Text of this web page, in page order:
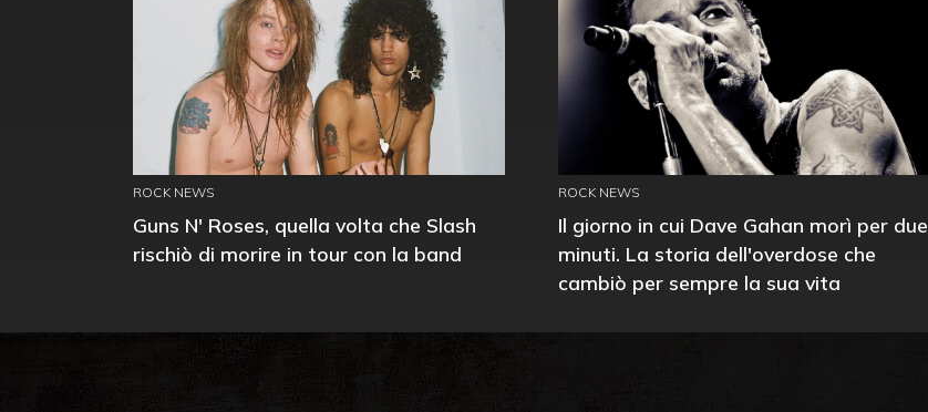
ROCK NEWS
Guns N' Roses, quella volta che Slash
rischiò di morire in tour con la band
ROCK NEWS
Il giorno in cui Dave Gahan morì per due
minuti. La storia dell'overdose che
cambiò per sempre la sua vita